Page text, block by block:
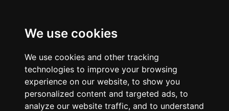
We use cookies
We use cookies and other tracking
technologies to improve your browsing
experience on our website, to show you
personalized content and targeted ads, to
analyze our website traffic, and to understand